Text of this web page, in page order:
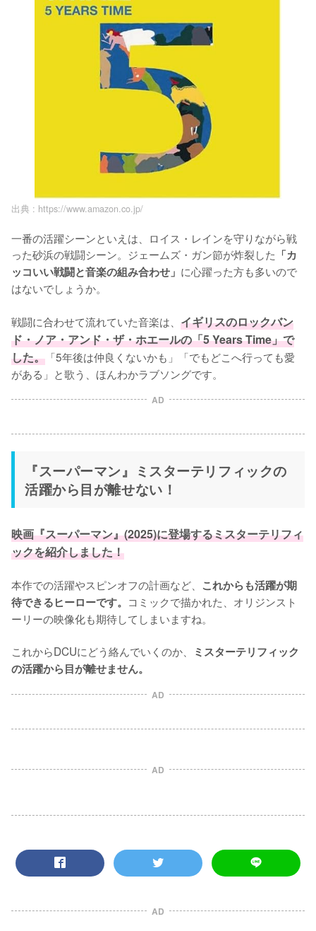
出典 : https://www.amazon.co.jp/
一番の活躍シーンといえは、ロイス・レインを守りながら戦
った砂浜の戦闘シーン。ジェームズ・ガン節が炸裂した 「カ
ッコいい戦闘と音楽の組み合わせ」 に心躍った方も多いので
はないでしょうか。
戦闘に合わせて流れていた音楽は、 イギリスのロックバン
ド・ノア・アンド・ザ・ホエールの「5 Years Time」で
した。 「5年後は仲良くないかも」「でもどこへ行っても愛
がある」と歌う、ほんわかラブソングです。
AD
『スーパーマン』ミスターテリフィックの
活躍から目が離せない！
映画『スーパーマン』(2025)に登場するミスターテリフィ
ックを紹介しました！
本作での活躍やスピンオフの計画など、 これからも活躍が期
待できるヒーローです。 コミックで描かれた、オリジンスト
ーリーの映像化も期待してしまいますね。
これからDCUにどう絡んでいくのか、
ミスターテリフィック
の活躍から目が離せません。
AD
AD
AD